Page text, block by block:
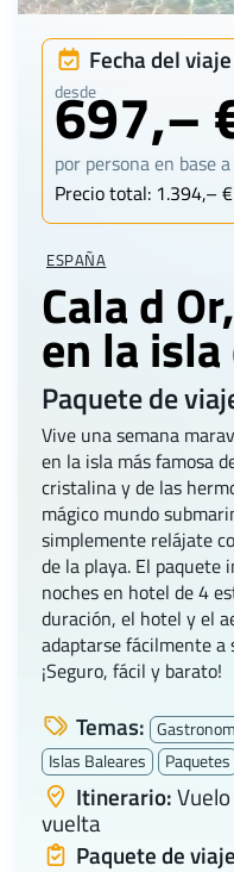
ESPAÑA
Cala d
en la
Paquete de
Vive una semana
en la isla más famosa
cristalina y de las
mágico mundo
simplemente relájate
de la playa. El paquete
noches en hotel de 4
duración, el hotel y el
adaptarse fácilmente a
¡Seguro, fácil y barato!
Temas:
Islas Baleares
Paquetes
Itinerario:
vuelta
Paquete de
Fecha del
desde
697,–
por persona en base
Precio total: 1.394,– €